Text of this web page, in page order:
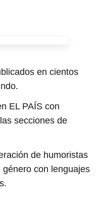
en cientos
EL PAÍS con
secciones de
de humoristas
con lenguajes